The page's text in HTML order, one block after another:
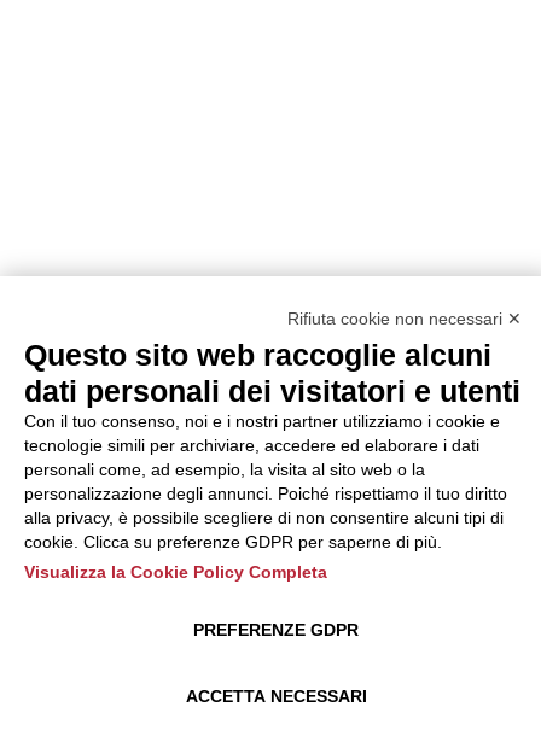
Rifiuta cookie non necessari ✕
Questo sito web raccoglie alcuni
dati personali dei visitatori e utenti
Con il tuo consenso, noi e i nostri partner utilizziamo i cookie e
tecnologie simili per archiviare, accedere ed elaborare i dati
personali come, ad esempio, la visita al sito web o la
personalizzazione degli annunci. Poiché rispettiamo il tuo diritto
alla privacy, è possibile scegliere di non consentire alcuni tipi di
cookie. Clicca su preferenze GDPR per saperne di più.
Visualizza la Cookie Policy Completa
ACCETTA NECESSARI
PREFERENZE GDPR